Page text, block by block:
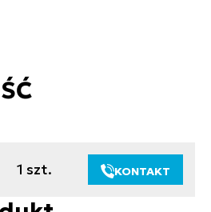
1 szt. KONTAKT